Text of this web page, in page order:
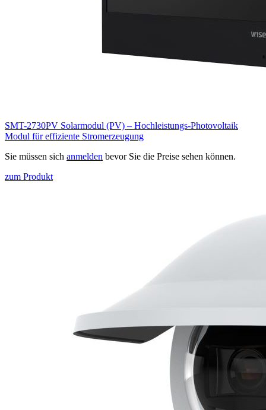
SMT-2730PV Solarmodul (PV) – Hochleistungs-Photovoltaik
Modul für effiziente Stromerzeugung
Sie müssen sich anmelden bevor Sie die Preise sehen können.
zum Produkt